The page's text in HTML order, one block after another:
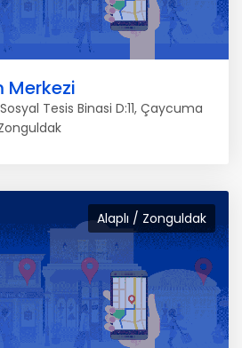
Merkezi
Tesis Binasi D:11, Çaycuma
Alaplı / Zonguldak